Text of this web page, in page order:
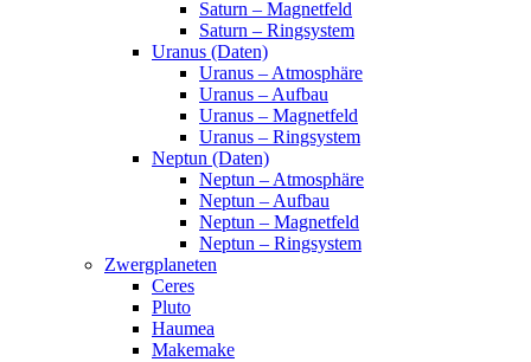
Saturn – Magnetfeld
Saturn – Ringsystem
Uranus (Daten)
Uranus – Atmosphäre
Uranus – Aufbau
Uranus – Magnetfeld
Uranus – Ringsystem
Neptun (Daten)
Neptun – Atmosphäre
Neptun – Aufbau
Neptun – Magnetfeld
Neptun – Ringsystem
Zwergplaneten
Ceres
Pluto
Haumea
Makemake